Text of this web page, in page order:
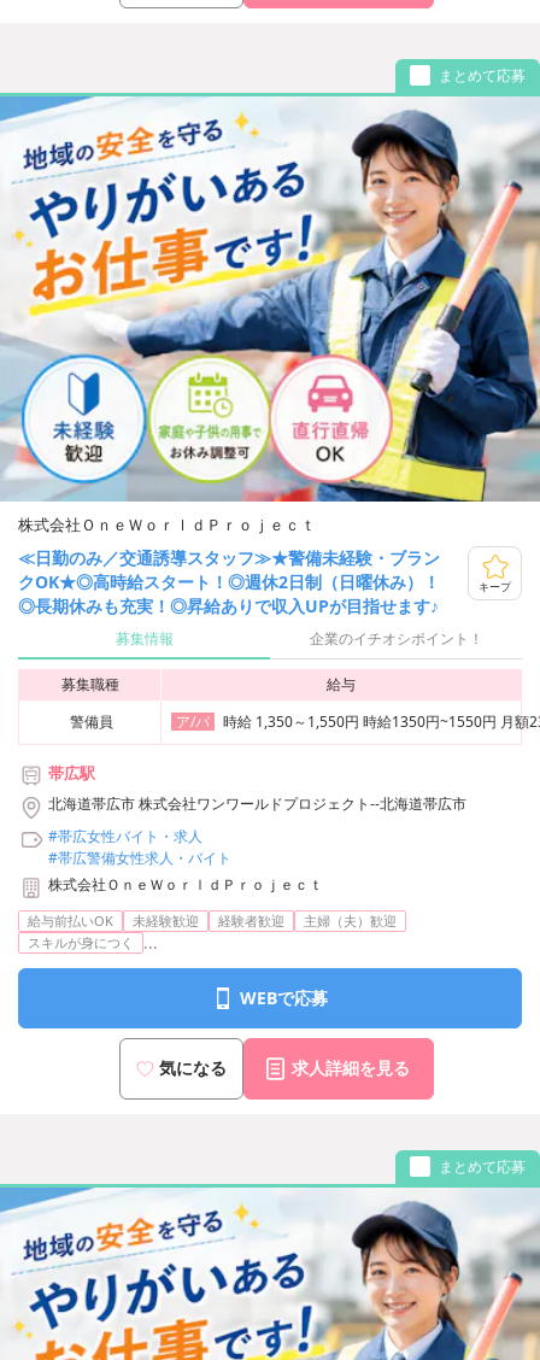
まとめて応募
株式会社ＯｎｅＷｏｒｌｄＰｒｏｊｅｃｔ
≪日勤のみ／交通誘導スタッフ≫★警備未経験・ブラン
クOK★◎高時給スタート！◎週休2日制（日曜休み）！
◎長期休みも充実！◎昇給ありで収入UPが目指せます♪
キープ
募集情報 企業のイチオシポイント！
募集職種
給与
警備員
ア/パ 時給 1,350～1,550円 時給1350円~1550円 月
帯広駅
北海道帯広市 株式会社ワンワールドプロジェクト--北海道帯広市
#帯広女性バイト・求人
#帯広警備女性求人・バイト
株式会社ＯｎｅＷｏｒｌｄＰｒｏｊｅｃｔ
給与前払いOK 未経験歓迎 経験者歓迎
主婦（夫）歓迎
スキルが身につく
...
WEBで応募
気になる 求人詳細を見る
まとめて応募